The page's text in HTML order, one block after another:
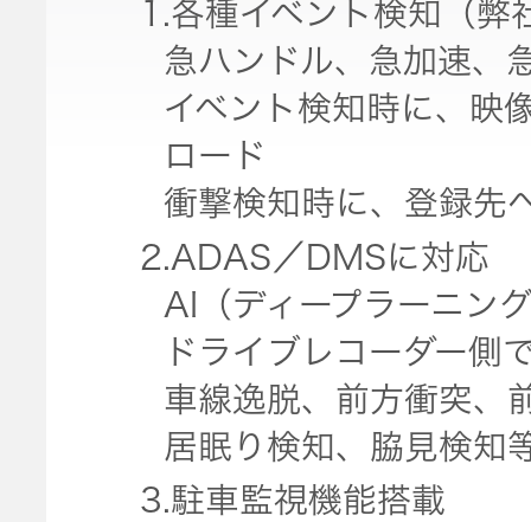
1.各種イベント検知（弊
急ハンドル、急加速、
イベント検知時に、映
ロード
衝撃検知時に、登録先
2.ADAS／DMSに対応
AI（ディープラーニン
ドライブレコーダー側
車線逸脱、前方衝突、
居眠り検知、脇見検知
3.駐車監視機能搭載